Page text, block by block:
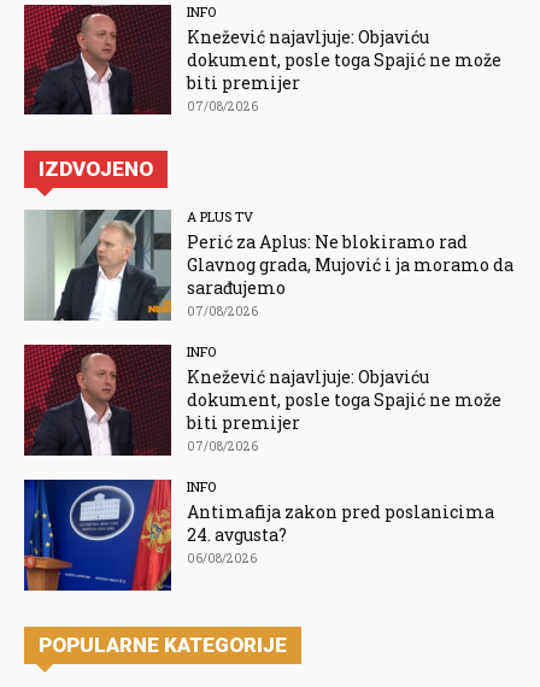
INFO
Knežević najavljuje: Objaviću
dokument, posle toga Spajić ne može
biti premijer
07/08/2026
IZDVOJENO
A PLUS TV
Perić za Aplus: Ne blokiramo rad
Glavnog grada, Mujović i ja moramo da
sarađujemo
07/08/2026
INFO
Knežević najavljuje: Objaviću
dokument, posle toga Spajić ne može
biti premijer
07/08/2026
INFO
Antimafija zakon pred poslanicima
24. avgusta?
06/08/2026
POPULARNE KATEGORIJE